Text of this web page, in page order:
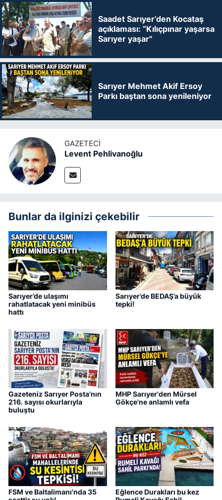
Saadet Sarıyer’den Kocataş
açıklaması: “Kılıçpınar yaşarsa
Sarıyer yaşar"
Sarıyer Mehmet Akif Ersoy
Parkı baştan sona yenileniyor
GAZETECI
Levent Pehlivanoğlu
Bunlar da ilginizi çekebilir
Sarıyer’de ulaşımı
rahatlatacak yeni minibüs
hattı
Sarıyer’de BEDAŞ’a büyük
tepki!
Gazeteniz Sarıyer Posta'nın
216. sayısı okurlarıyla
buluştu
MHP Sarıyer'den Mürsel
Gökçe'ne anlamlı vefa
FSM ve Baltalimanı'nda 35
Eğlence Durakları bu kez